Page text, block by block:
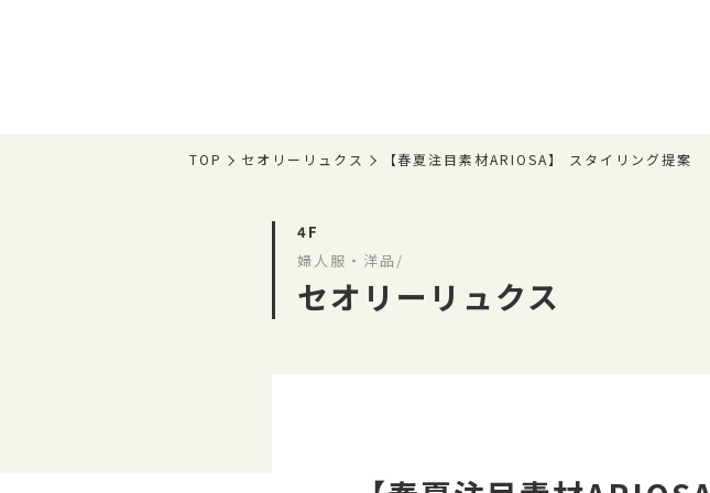
TOP セオリーリュクス 【春夏注目素材ARIOSA】 スタイリング提案
4F
婦人服・洋品/
セオリーリュクス